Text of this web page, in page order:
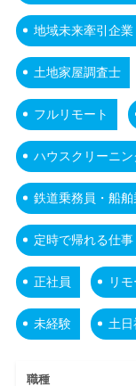
地域未来牽引企業
土地家屋調査士
フルリモート
ハウスクリーニン
鉄道乗務員・船舶
定時で帰れる仕事
正社員 リ
未経験 土
職種